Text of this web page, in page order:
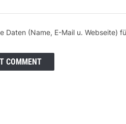
Daten (Name, E-Mail u. Webseite)